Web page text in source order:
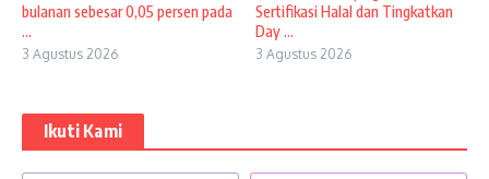
bulanan sebesar 0,05 persen pada
...
3 Agustus 2026
Sertifikasi Halal dan Tingkatkan
Day ...
3 Agustus 2026
Ikuti Kami